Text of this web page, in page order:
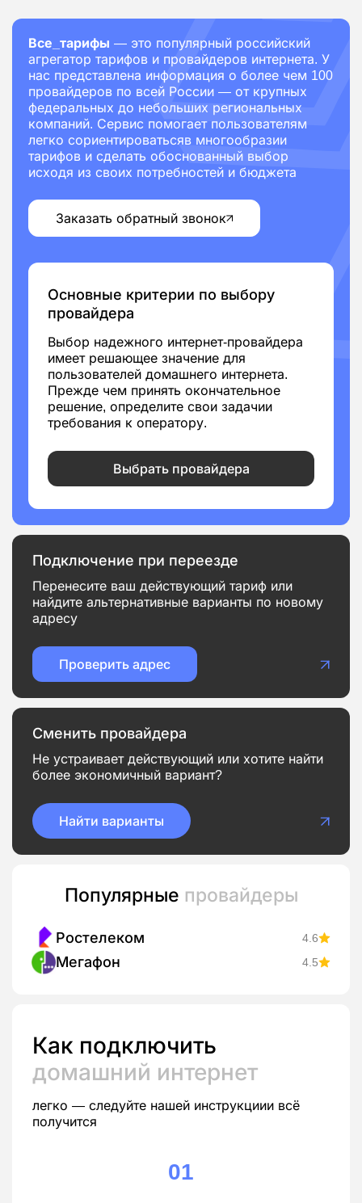
Все_тарифы — это популярный российский
агрегатор тарифов и провайдеров интернета. У
нас представлена информация о более чем 100
провайдеров по всей России — от крупных
федеральных до небольших региональных
компаний. Сервис помогает пользователям
легко сориентироватьсяв многообразии
тарифов и сделать обоснованный выбор
исходя из своих потребностей и бюджета
Заказать обратный звонок
Основные критерии по выбору
провайдера
Выбор надежного интернет-провайдера
имеет решающее значение для
пользователей домашнего интернета.
Прежде чем принять окончательное
решение, определите свои задачии
требования к оператору.
Выбрать провайдера
Подключение при переезде
Перенесите ваш действующий тариф или
найдите альтернативные варианты по новому
адресу
Проверить адрес
Сменить провайдера
Не устраивает действующий или хотите найти
более экономичный вариант?
Найти варианты
Популярные провайдеры
Ростелеком 4.6
Мегафон 4.5
Как подключить
домашний интернет
легко — следуйте нашей инструкциии всё
получится
01